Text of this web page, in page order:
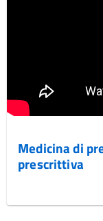
Medicina di
prescrittiva